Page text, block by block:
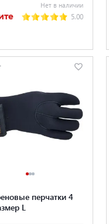
Нет в наличии
5.00
перчатки 4
L